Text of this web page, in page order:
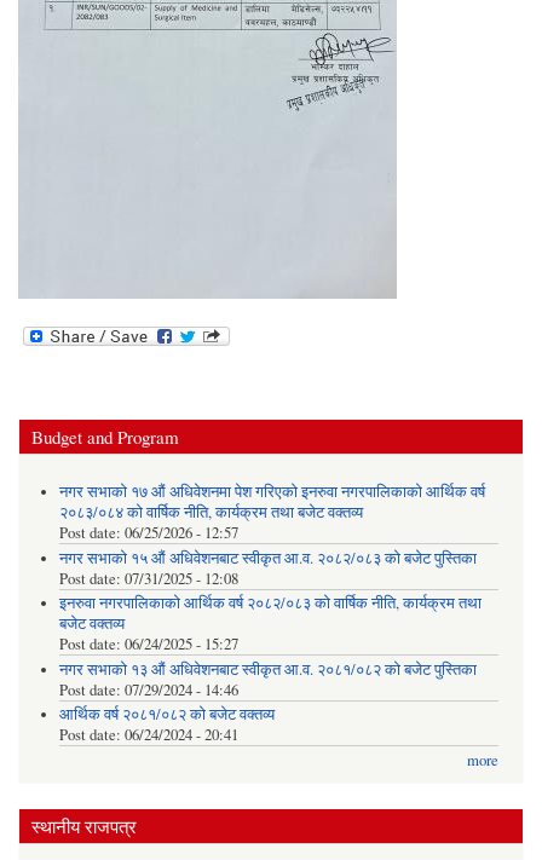
Budget and Program
नगर सभाको १७ औं अधिवेशनमा पेश गरिएको इनरुवा नगरपालिकाको आर्थिक वर्ष
२०८३/०८४ को वार्षिक नीति, कार्यक्रम तथा बजेट वक्तव्य
Post date: 06/25/2026 - 12:57
नगर सभाको १५ औं अधिवेशनबाट स्वीकृत आ.व. २०८२/०८३ को बजेट पुस्तिका
Post date: 07/31/2025 - 12:08
इनरुवा नगरपालिकाको आर्थिक वर्ष २०८२/०८३ को वार्षिक नीति, कार्यक्रम तथा
बजेट वक्तव्य
Post date: 06/24/2025 - 15:27
नगर सभाको १३ औं अधिवेशनबाट स्वीकृत आ.व. २०८१/०८२ को बजेट पुस्तिका
Post date: 07/29/2024 - 14:46
आर्थिक वर्ष २०८१/०८२ को बजेट वक्तव्य
Post date: 06/24/2024 - 20:41
more
स्थानीय राजपत्र